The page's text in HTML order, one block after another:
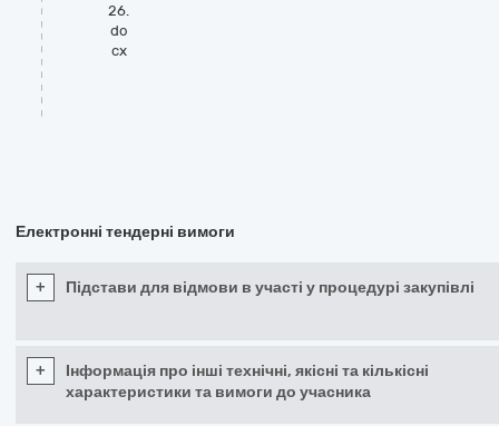
26.
do
cx
Електронні тендерні вимоги
+ Підстави для відмови в участі у процедурі закупівлі
+
Інформація про інші технічні, якісні та кількісні
характеристики та вимоги до учасника